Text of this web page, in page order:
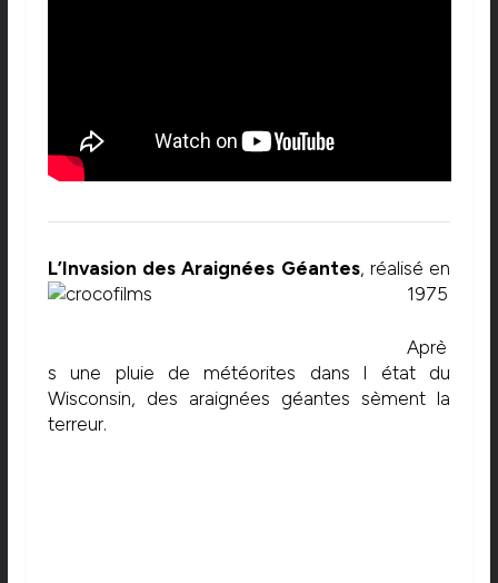
L’Invasion des Araignées Géantes, réalisé en
1975
Aprè
s une pluie de météorites dans l état du
Wisconsin, des araignées géantes sèment la
terreur.